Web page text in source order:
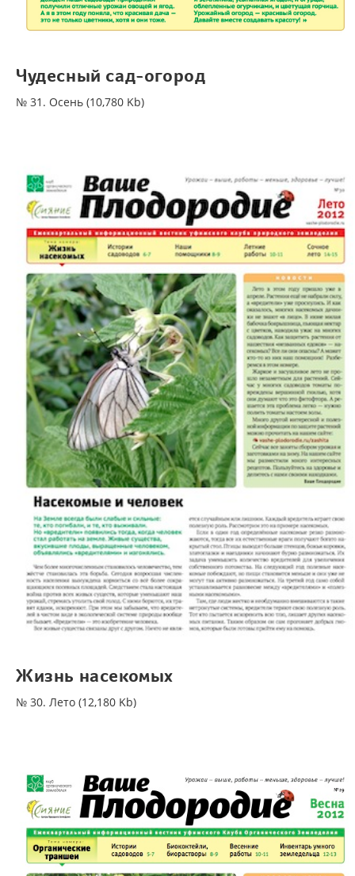
Чудесный сад-огород
№ 31. Осень (10,780 Kb)
Жизнь насекомых
№ 30. Лето (12,180 Kb)